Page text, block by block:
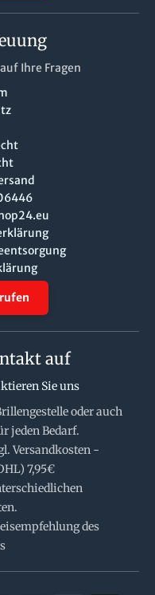
Ihre Fragen
auf
Sie uns
oder auch
jeden Bedarf.
Versandkosten -
7,95€
des